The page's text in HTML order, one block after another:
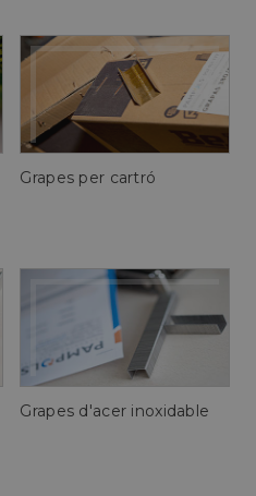
Grapes per cartró
Grapes d'acer inoxidable